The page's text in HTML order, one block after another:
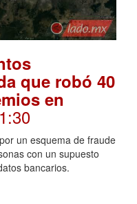
que robó 40
en
un esquema de fraude
con un supuesto
bancarios.